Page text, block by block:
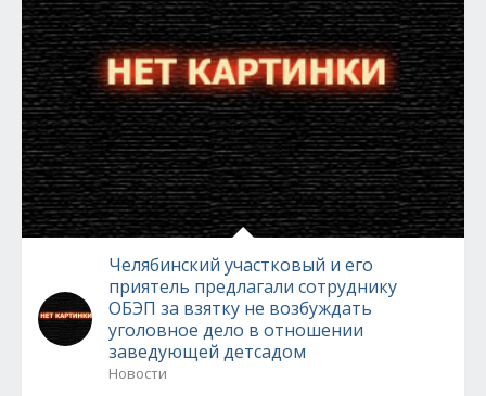
Челябинский участковый и его
приятель предлагали сотруднику
ОБЭП за взятку не возбуждать
уголовное дело в отношении
заведующей детсадом
Новости